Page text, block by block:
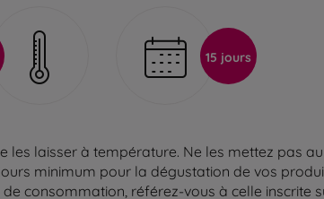
15 jours
les laisser à température. Ne les mettez pas
minimum pour la dégustation de vos
consommation, référez-vous à celle inscrite